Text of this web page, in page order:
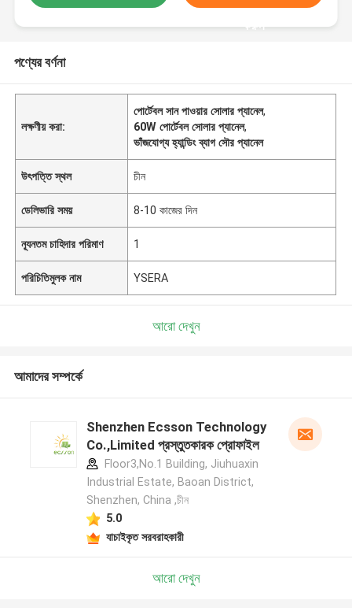
করুন
পণ্যের বর্ণনা
লক্ষণীয় করা:
পোর্টেবল সান পাওয়ার সোলার প্যানেল,
60W পোর্টেবল সোলার প্যানেল,
ভাঁজযোগ্য হ্যান্ডিং ব্যাগ সৌর প্যানেল
উৎপত্তি স্থল চীন
ডেলিভারি সময় 8-10 কাজের দিন
ন্যূনতম চাহিদার পরিমাণ 1
পরিচিতিমুলক নাম YSERA
আরো দেখুন
আমাদের সম্পর্কে
Shenzhen Ecsson Technology
Co.,Limited প্রস্তুতকারক প্রোফাইল
Floor3,No.1 Building, Jiuhuaxin
Industrial Estate, Baoan District,
Shenzhen, China ,চীন
5.0
যাচাইকৃত সরবরাহকারী
আরো দেখুন